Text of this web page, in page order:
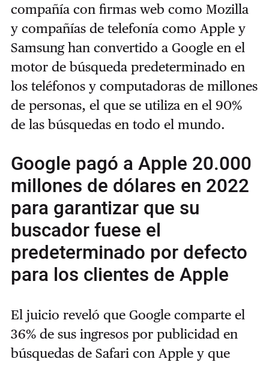
compañía con firmas web como Mozilla
y compañías de telefonía como Apple y
Samsung han convertido a Google en el
motor de búsqueda predeterminado en
los teléfonos y computadoras de millones
de personas, el que se utiliza en el 90%
de las búsquedas en todo el mundo.
Google pagó a Apple 20.000
millones de dólares en 2022
para garantizar que su
buscador fuese el
predeterminado por defecto
para los clientes de Apple
El juicio reveló que Google comparte el
36% de sus ingresos por publicidad en
búsquedas de Safari con Apple y que